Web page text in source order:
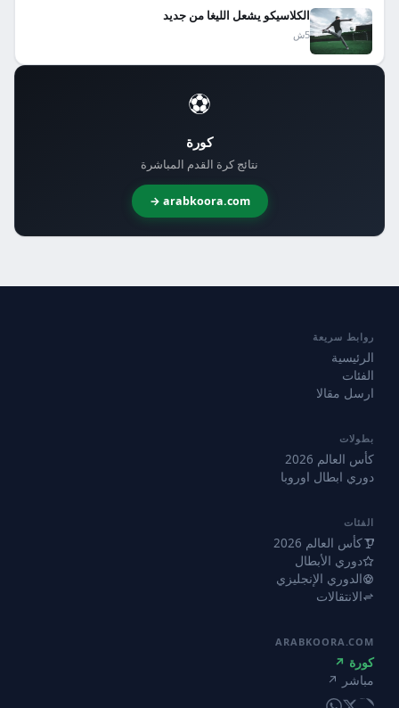
الكلاسيكو يشعل الليغا من جديد
5ش
⚽
كورة
نتائج كرة القدم المباشرة
arabkoora.com →
روابط سريعة
الرئيسية
الفئات
ارسل مقالا
بطولات
كأس العالم 2026
دوري ابطال اوروبا
الفئات
كأس العالم 2026
دوري الأبطال
الدوري الإنجليزي
الانتقالات
ARABKOORA.COM
كورة ↗
مباشر ↗